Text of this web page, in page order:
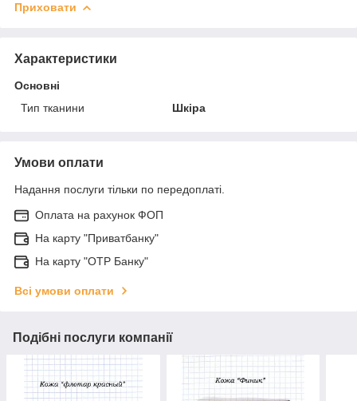
Приховати
Характеристики
Основні
Тип тканини
Шкіра
Умови оплати
Надання послуги тільки по передоплаті.
Оплата на рахунок ФОП
На карту "Приватбанку"
На карту "OTP Банку"
Всі умови оплати
Подібні послуги компанії